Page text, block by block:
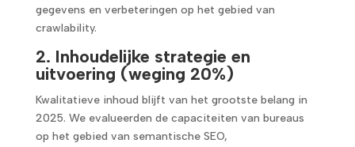
gegevens en verbeteringen op het gebied van
crawlability.
2. Inhoudelijke strategie en
uitvoering (weging 20%)
Kwalitatieve inhoud blijft van het grootste belang in
2025. We evalueerden de capaciteiten van bureaus
op het gebied van semantische SEO,